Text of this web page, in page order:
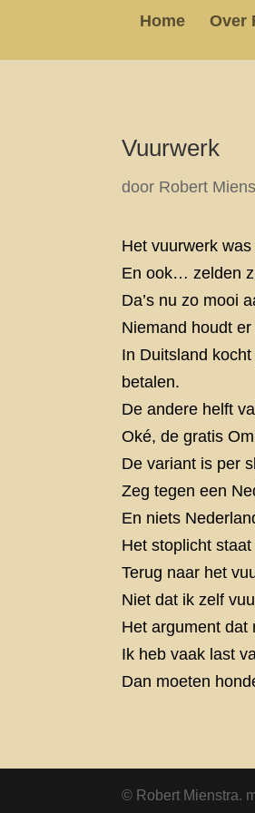
Home Over
Vuurwerk
door Robert
Het vuurwerk
En ook… zelden
Da’s nu zo mooi
Niemand houdt
In Duitsland
betalen.
De andere helft
Oké, de gratis
De variant is per
Zeg tegen een
En niets
Het stoplicht
Terug naar het
Niet dat ik zelf
Het argument dat
Ik heb vaak last
Dan moeten
© Robert Mienstra.